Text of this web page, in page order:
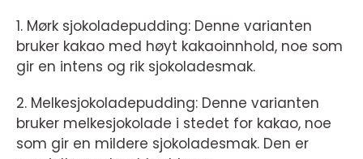
1. Mørk sjokoladepudding: Denne varianten
bruker kakao med høyt kakaoinnhold, noe som
gir en intens og rik sjokoladesmak.
2. Melkesjokoladepudding: Denne varianten
bruker melkesjokolade i stedet for kakao, noe
som gir en mildere sjokoladesmak. Den er